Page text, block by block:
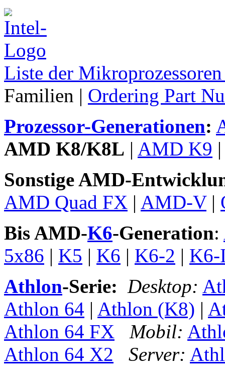
Liste der
Familien | Ordering Part
Prozessor-Generationen:
AMD K8/K8L | AMD K9 |
Sonstige AMD-
AMD Quad FX | AMD-V|
Bis AMD-K6-Generation:
5x86 | K5 | K6 | K6-2 |
Athlon-Serie: Desktop:
Athlon 64 | Athlon (K8) |
Athlon 64 FX
Mobil:
Athlon 64 X2
Server: